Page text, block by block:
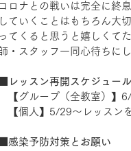
コロナとの戦いは完全に終
していくことはもちろん大
ってくると思うと嬉しくて
・スタッフ一同心待ちに
■レッスン再開スケジュール
【グループ（全教室）】
【個人】5/29～レッスン
■感染予防対策とお願い